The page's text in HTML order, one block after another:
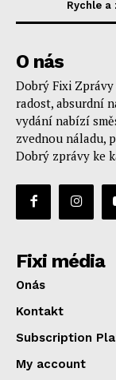
Rychle a
O nás
Dobrý Fixi
radost, absurdní
vydání nabízí
zvednou náladu,
Dobrý zprávy ke
Fixi média
Onás
Kontakt
Subscription
My account